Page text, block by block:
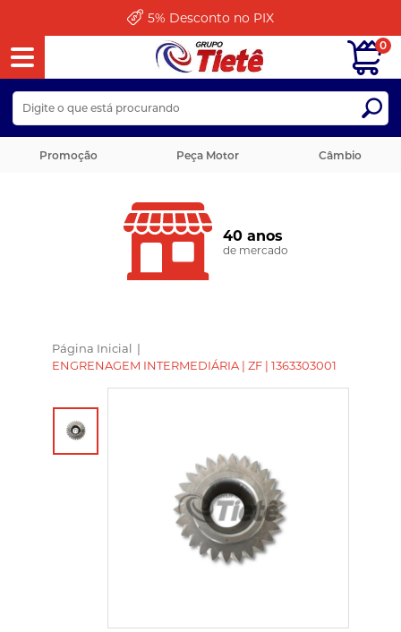
5% Desconto no PIX
Promoção Peça Motor Câmbio
0
40 anos
de mercado
Página Inicial |
ENGRENAGEM INTERMEDIÁRIA | ZF | 1363303001